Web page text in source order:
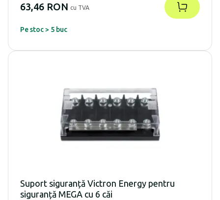
63,46 RON cu TVA
Pe stoc > 5 buc
Suport siguranță Victron Energy pentru
siguranță MEGA cu 6 căi